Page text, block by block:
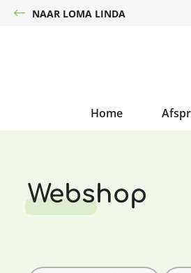
NAAR LOMA LINDA
Home
Webshop